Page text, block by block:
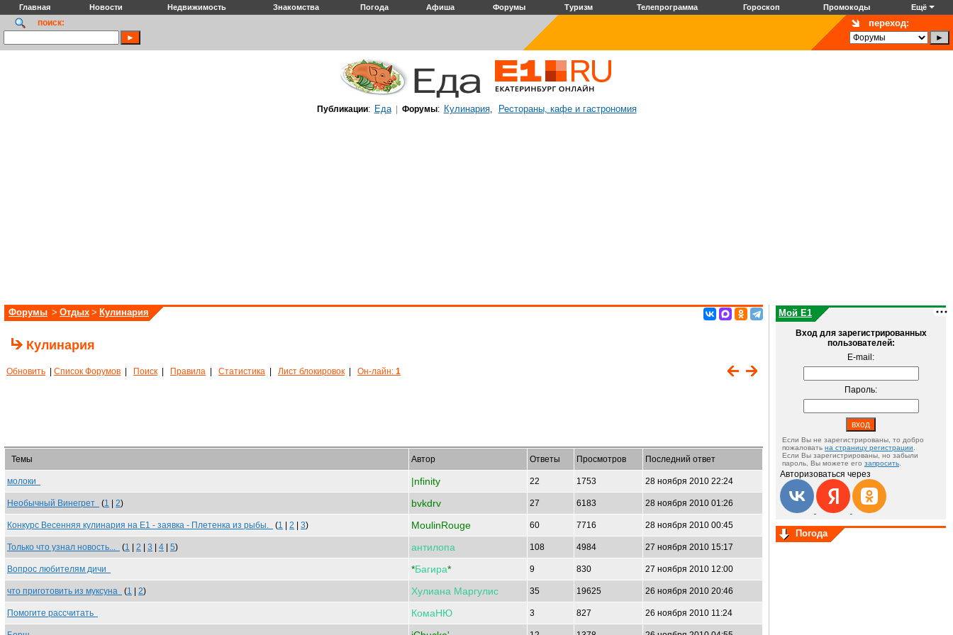
Главная Новости Недвижимость Знакомства Погода Афиша Форумы Туризм Телепрограмма Гороскоп Промокоды Ещё
поиск: переход:
Публикации: Еда| Форумы: Кулинария, Рестораны, кафе и гастрономия
Форумы > Отдых > Кулинария
Кулинария
Обновить Список Форумов Поиск Правила Статистика Лист блокировок Он-лайн: 1
Темы Автор Ответы Просмотров Последний ответ
молоки |nfinity 22 1753 28 ноября 2010 22:24
Необычный Винегрет (1 2) bvkdrv 27 6183 28 ноября 2010 01:26
Конкурс Весенняя кулинария на Е1 - заявка - Плетенка из рыбы. (1 2 3) MoulinRouge 60 7716 28 ноября 2010 00:45
Только что узнал новость... (1 2 3 4 5) антилопа 108 4984 27 ноября 2010 15:17
Вопрос любителям дичи *Багира* 9 830 27 ноября 2010 12:00
что приготовить из муксуна (1 2) Хулиана Маргулис 35 19625 26 ноября 2010 20:46
Помогите рассчитать КомаНЮ 3 827 26 ноября 2010 11:24
Мой E1
Вход для зарегистрированных
пользователей:
E-mail:
Пароль:
Если Вы не зарегистрированы, то добро
пожаловать на страницу регистрации
Если Вы зарегистрированы, но забыли
пароль, Вы можете его запросить
Авторизоваться через
Погода